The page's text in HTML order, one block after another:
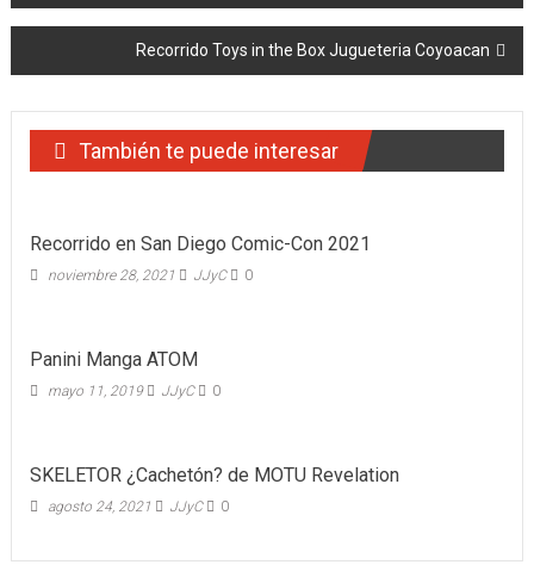
de
entradasRecorrido Toys in the Box Jugueteria Coyoacan
También te puede interesar
Recorrido en San Diego Comic-Con 2021
noviembre 28, 2021 JJyC 0
Panini Manga ATOM
mayo 11, 2019 JJyC 0
SKELETOR ¿Cachetón? de MOTU Revelation
agosto 24, 2021 JJyC 0